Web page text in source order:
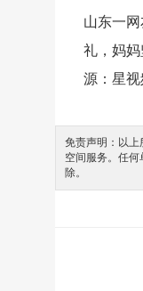
山东一
礼，妈
源：星视
免责声明：以上
空间服务。任
除。